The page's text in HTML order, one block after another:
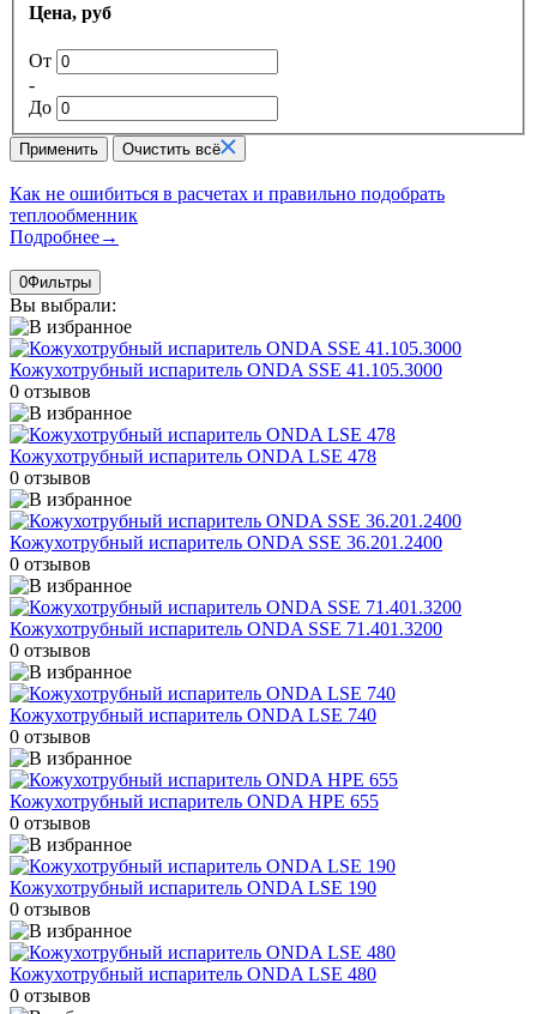
Цена, руб
От
-
До
Применить Очистить всё
Как не ошибиться в расчетах и правильно подобрать
теплообменник
Подробнее→
0Фильтры
Вы выбрали:
Кожухотрубный испаритель ONDA SSE 41.105.3000
0 отзывов
Кожухотрубный испаритель ONDA LSE 478
0 отзывов
Кожухотрубный испаритель ONDA SSE 36.201.2400
0 отзывов
Кожухотрубный испаритель ONDA SSE 71.401.3200
0 отзывов
Кожухотрубный испаритель ONDA LSE 740
0 отзывов
Кожухотрубный испаритель ONDA HPE 655
0 отзывов
Кожухотрубный испаритель ONDA LSE 190
0 отзывов
Кожухотрубный испаритель ONDA LSE 480
0 отзывов